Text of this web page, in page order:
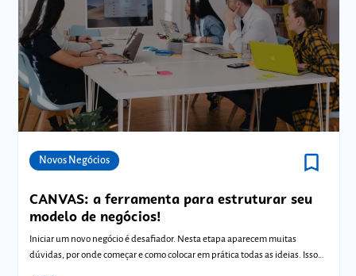
Novos Negócios bookmark_border
CANVAS: a ferramenta para estruturar seu
modelo de negócios!
Iniciar um novo negócio é desafiador. Nesta etapa aparecem muitas
dúvidas, por onde começar e como colocar em prática todas as ideias. Isso